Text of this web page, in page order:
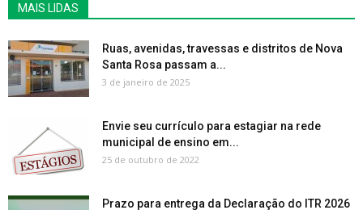
MAIS LIDAS
Ruas, avenidas, travessas e distritos de Nova
Santa Rosa passam a...
3 de janeiro de 2025
Envie seu currículo para estagiar na rede
municipal de ensino em...
25 de outubro de 2022
Prazo para entrega da Declaração do ITR 2026